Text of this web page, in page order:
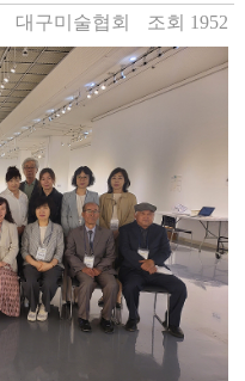
대구미술협회 조회 1952